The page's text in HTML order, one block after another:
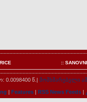
::
0.0098400 წ.| მომხმარებელი
| Features| RSS News Feeds|